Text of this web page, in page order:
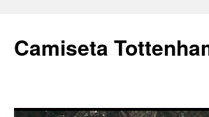
Camiseta